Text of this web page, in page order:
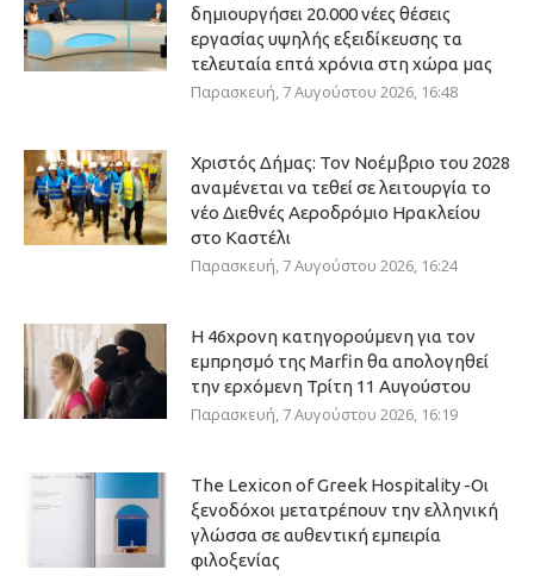
δημιουργήσει 20.000 νέες θέσεις
εργασίας υψηλής εξειδίκευσης τα
τελευταία επτά χρόνια στη χώρα μας
Παρασκευή, 7 Αυγούστου 2026, 16:48
Χριστός Δήμας: Τον Νοέμβριο του 2028
αναμένεται να τεθεί σε λειτουργία το
νέο Διεθνές Αεροδρόμιο Ηρακλείου
στο Καστέλι
Παρασκευή, 7 Αυγούστου 2026, 16:24
Η 46χρονη κατηγορούμενη για τον
εμπρησμό της Marfin θα απολογηθεί
την ερχόμενη Τρίτη 11 Αυγούστου
Παρασκευή, 7 Αυγούστου 2026, 16:19
The Lexicon of Greek Hospitality -Οι
ξενοδόχοι μετατρέπουν την ελληνική
γλώσσα σε αυθεντική εμπειρία
φιλοξενίας